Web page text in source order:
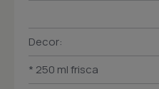
Decor:
* 250 ml frisca